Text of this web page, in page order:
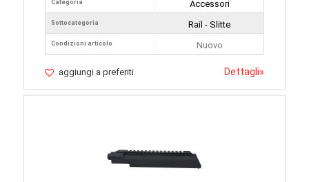
Categoria
Sottocategoria
Condizioni articolo
Accessori
Rail - Slitte
Nuovo
aggiungi a preferiti Dettagli»